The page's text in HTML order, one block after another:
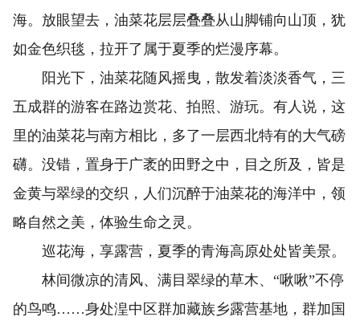
海。放眼望去，油菜花层层叠叠从山脚铺向山顶，犹
如金色织毯，拉开了属于夏季的烂漫序幕。
阳光下，油菜花随风摇曳，散发着淡淡香气，三
五成群的游客在路边赏花、拍照、游玩。有人说，这
里的油菜花与南方相比，多了一层西北特有的大气磅
礴。没错，置身于广袤的田野之中，目之所及，皆是
金黄与翠绿的交织，人们沉醉于油菜花的海洋中，领
略自然之美，体验生命之灵。
巡花海，享露营，夏季的青海高原处处皆美景。
林间微凉的清风、满目翠绿的草木、“啾啾”不停
的鸟鸣……身处湟中区群加藏族乡露营基地，群加国